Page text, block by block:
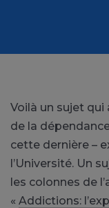
Voilà un sujet qui
de la
cette dernière –
l’Université. Un
les colonnes de
« Addictions: